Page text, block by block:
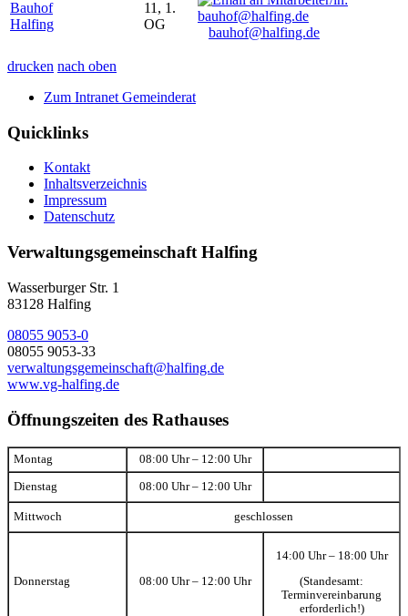
Bauhof
Halfing
11, 1.
OG
bauhof@halfing.de
drucken nach oben
Zum Intranet Gemeinderat
Quicklinks
Kontakt
Inhaltsverzeichnis
Impressum
Datenschutz
Verwaltungsgemeinschaft Halfing
Wasserburger Str. 1
83128 Halfing
08055 9053-0
08055 9053-33
verwaltungsgemeinschaft@halfing.de
www.vg-halfing.de
Öffnungszeiten des Rathauses
Montag 08:00 Uhr – 12:00 Uhr
Dienstag 08:00 Uhr – 12:00 Uhr
Mittwoch geschlossen
Donnerstag 08:00 Uhr – 12:00 Uhr
14:00 Uhr – 18:00 Uhr
(Standesamt:
Terminvereinbarung
erforderlich!)